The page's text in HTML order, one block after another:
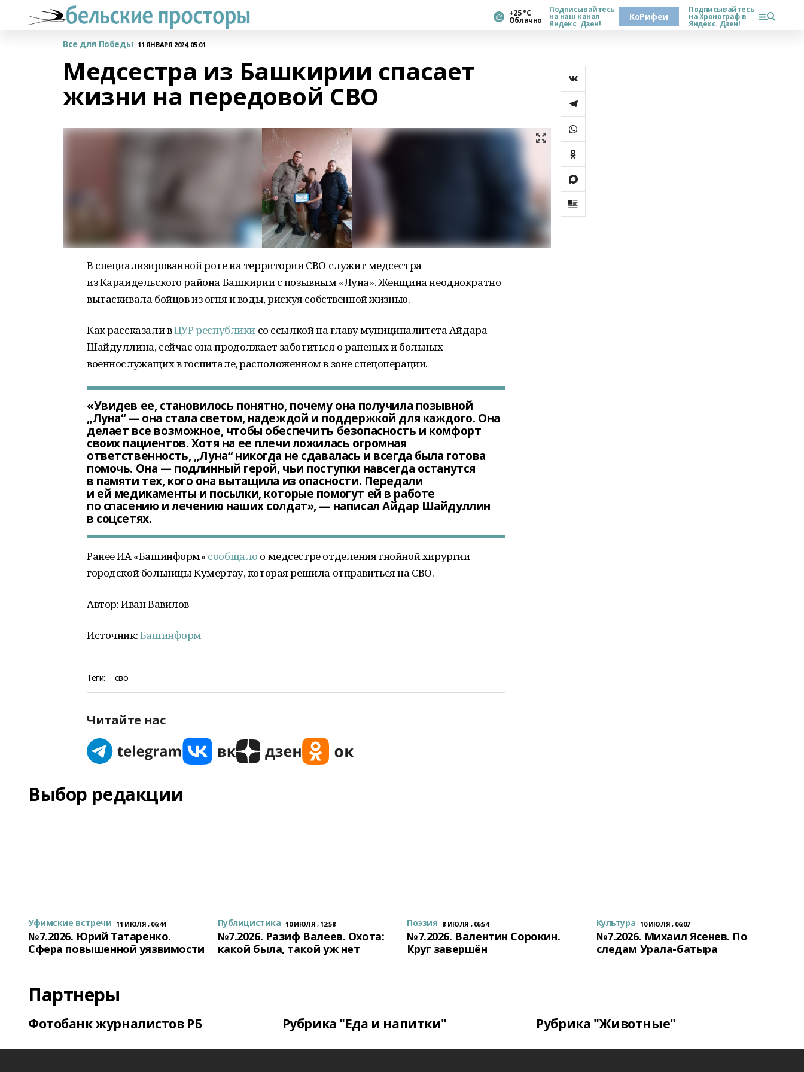
+25 °С
Облачно
Подписывайтесь
на наш канал
Яндекс. Дзен!
КоРифеи
Подписывайтесь
на Хронограф в
Яндекс. Дзен!
Все для Победы 11 ЯНВАРЯ 2024, 05:01
Медсестра из Башкирии спасает
жизни на передовой СВO
В специализированной роте на территории СВО служит медсестра
из Караидельского района Башкирии с позывным «Луна». Женщина неоднократно
вытаскивала бойцов из огня и воды, рискуя собственной жизнью.
Как рассказали вЦУР республики со ссылкой на главу муниципалитета Айдара
Шайдуллина, сейчас она продолжает заботиться о раненых и больных
военнослужащих в госпитале, расположенном в зоне спецоперации.
«Увидев ее, становилось понятно, почему она получила позывной
„Луна“ — она стала светом, надеждой и поддержкой для каждого. Она
делает все возможное, чтобы обеспечить безопасность и комфорт
своих пациентов. Хотя на ее плечи ложилась огромная
ответственность, „Луна“ никогда не сдавалась и всегда была готова
помочь. Она — подлинный герой, чьи поступки навсегда останутся
в памяти тех, кого она вытащила из опасности. Передали
и ей медикаменты и посылки, которые помогут ей в работе
по спасению и лечению наших солдат», — написал Айдар Шайдуллин
в соцсетях.
Ранее ИА «Башинформ» сообщало о медсестре отделения гнойной хирургии
городской больницы Кумертау, которая решила отправиться на СВО.
Автор: Иван Вавилов
Источник:Башинформ
Теги: сво
Читайте нас
Выбор редакции
Уфимские встречи 11 ИЮЛЯ , 06:44
№7.2026. Юрий Татаренко.
Сфера повышенной уязвимости
Публицистика 10 ИЮЛЯ , 12:58
№7.2026. Разиф Валеев. Охота:
какой была, такой уж нет
Поэзия 8 ИЮЛЯ , 06:54
№7.2026. Валентин Сорокин.
Круг завершён
Культура 10 ИЮЛЯ , 06:07
№7.2026. Михаил Ясенев. По
следам Урала-батыра
Партнеры
Фотобанк журналистов РБ Рубрика "Еда и напитки" Рубрика "Животные"